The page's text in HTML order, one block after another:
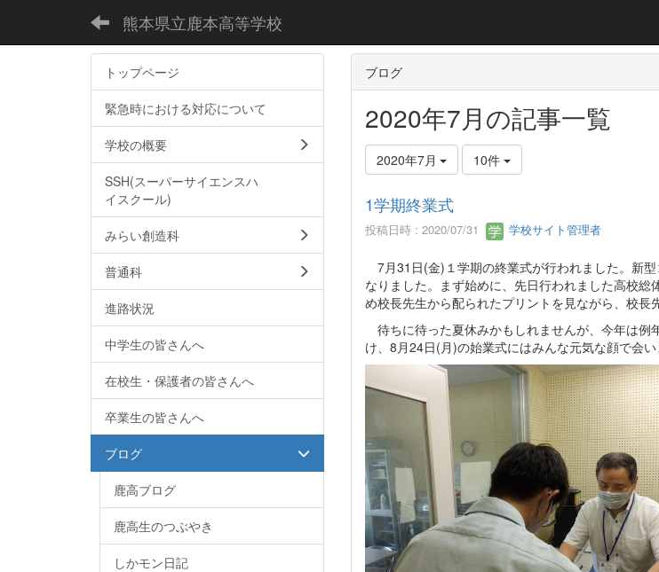
熊本県立鹿本高等学校
ブログ
2020年7月の記事一覧
2020年7月 10件
1学期終業式
投稿日時 : 2020/07/31 学校サイト管理者
7月31日(金)１学期の終業式が行われました。新
なりました。まず始めに、先日行われました高校
め校長先生から配られたプリントを見ながら、校長
待ちに待った夏休みかもしれませんが、今年は例
け、8月24日(月)の始業式にはみんな元気な顔で会い
トップページ
緊急時における対応について
学校の概要
SSH(スーパーサイエンスハ
イスクール)
みらい創造科
普通科
進路状況
中学生の皆さんへ
在校生・保護者の皆さんへ
卒業生の皆さんへ
ブログ
鹿高ブログ
鹿高生のつぶやき
しかモン日記